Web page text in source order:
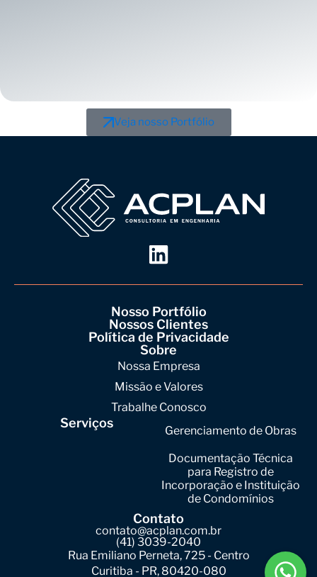
Veja nosso Portfólio
Nosso Portfólio
Nossos Clientes
Política de Privacidade
Sobre
Nossa Empresa
Missão e Valores
Trabalhe Conosco
Serviços
Gerenciamento de Obras
Documentação Técnica
para Registro de
Incorporação e Instituição
de Condomínios
Contato
contato@acplan.com.br
(41) 3039-2040
Rua Emiliano Perneta, 725 - Centro
Curitiba - PR, 80420-080